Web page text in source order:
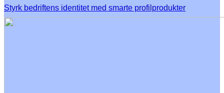
Styrk bedriftens identitet med smarte profilprodukter